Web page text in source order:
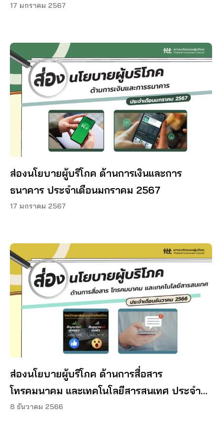
17 มกราคม 2567
ส่องนโยบายผู้บริโภค ด้านการเงินและการ
ธนาคาร ประจำเดือนมกราคม 2567
17 มกราคม 2567
ส่องนโยบายผู้บริโภค ด้านการสื่อสาร
โทรคมนาคม และเทคโนโลยีสารสนเทศ ประจำ
เดือนธันวาคม 2566
8 ธันวาคม 2566